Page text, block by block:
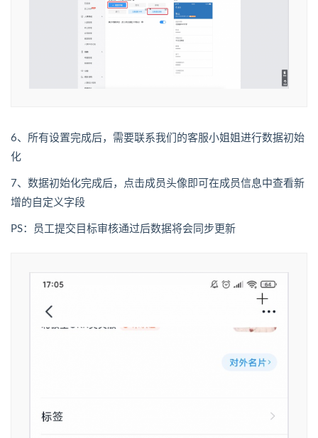
6、所有设置完成后，需要联系我们的客服小姐姐进行数据初始
化
7、数据初始化完成后，点击成员头像即可在成员信息中查看新
增的自定义字段
PS：员工提交目标审核通过后数据将会同步更新